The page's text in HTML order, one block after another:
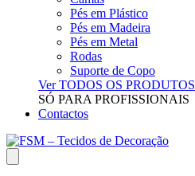
Pés em Plástico
Pés em Madeira
Pés em Metal
Rodas
Suporte de Copo
Ver TODOS OS PRODUTOS
SÓ PARA PROFISSIONAIS
Contactos